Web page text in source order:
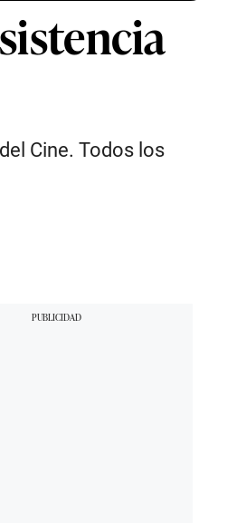
Cine. Todos los